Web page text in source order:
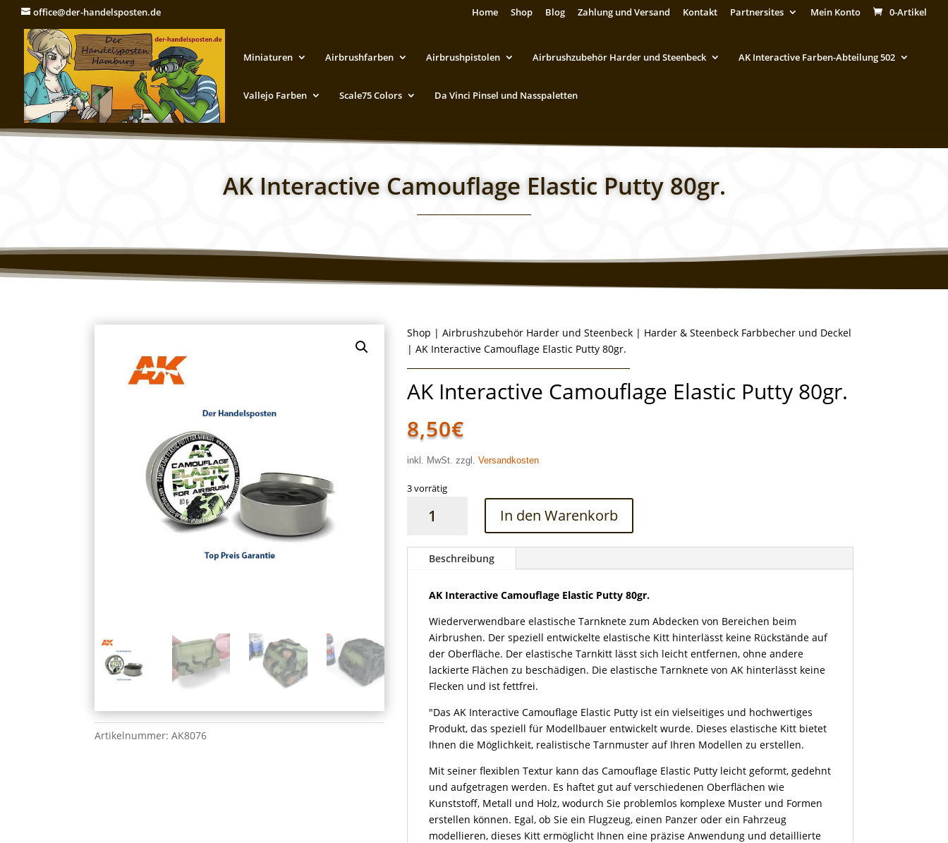
office@der-handelsposten.de Home Shop Blog Zahlung und Versand Kontakt Partnersites Mein Konto 0-Artikel
Miniaturen Airbrushfarben Airbrushpistolen Airbrushzubehör Harder und Steenbeck AK Interactive Farben-Abteilung 502
Vallejo Farben Scale75 Colors Da Vinci Pinsel und Nasspaletten
AK Interactive Camouflage Elastic Putty 80gr.
Artikelnummer:AK8076
Shop |Airbrushzubehör Harder und Steenbeck | Harder & Steenbeck Farbbecher und Deckel
| AK Interactive Camouflage Elastic Putty 80gr.
AK Interactive Camouflage Elastic Putty 80gr.
8,50€
inkl. MwSt. zzgl.Versandkosten
3 vorrätig
Interactive
Elastic
Menge
In den Warenkorb
Beschreibung
AK Interactive Camouflage Elastic Putty 80gr.
Wiederverwendbare elastische Tarnknete zum Abdecken von Bereichen beim
Airbrushen. Der speziell entwickelte elastische Kitt hinterlässt keine Rückstände auf
der Oberfläche. Der elastische Tarnkitt lässt sich leicht entfernen, ohne andere
lackierte Flächen zu beschädigen. Die elastische Tarnknete von AK hinterlässt keine
Flecken und ist fettfrei.
"Das AK Interactive Camouflage Elastic Putty ist ein vielseitiges und hochwertiges
Produkt, das speziell für Modellbauer entwickelt wurde. Dieses elastische Kitt bietet
Ihnen die Möglichkeit, realistische Tarnmuster auf Ihren Modellen zu erstellen.
Mit seiner flexiblen Textur kann das Camouflage Elastic Putty leicht geformt, gedehnt
und aufgetragen werden. Es haftet gut auf verschiedenen Oberflächen wie
Kunststoff, Metall und Holz, wodurch Sie problemlos komplexe Muster und Formen
erstellen können. Egal, ob Sie ein Flugzeug, einen Panzer oder ein Fahrzeug
modellieren, dieses Kitt ermöglicht Ihnen eine präzise Anwendung und detaillierte